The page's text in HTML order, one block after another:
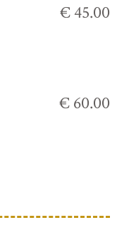
€ 45.00
€ 60.00